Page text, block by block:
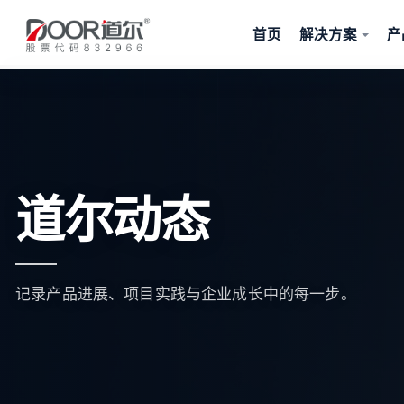
首页 解决方案
道尔动态
记录产品进展、项目实践与企业成长中的每一步。